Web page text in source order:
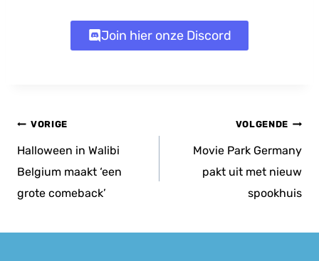
Join hier onze Discord
Bericht
navigatie
VORIGE
Halloween in Walibi
Belgium maakt ‘een
grote comeback’
VOLGENDE
Movie Park Germany
pakt uit met nieuw
spookhuis